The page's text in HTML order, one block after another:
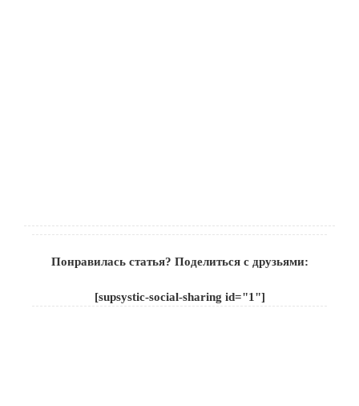
Понравилась статья? Поделиться с друзьями:
[supsystic-social-sharing id="1"]